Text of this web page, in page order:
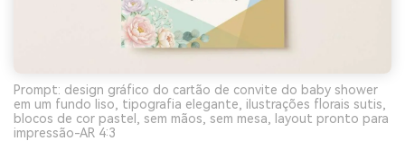
Prompt: design gráfico do cartão de convite do baby shower
em um fundo liso, tipografia elegante, ilustrações florais sutis,
blocos de cor pastel, sem mãos, sem mesa, layout pronto para
impressão-AR 4:3